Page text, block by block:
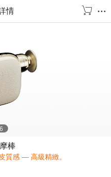
情
6
棒
質感 — 高級精緻。